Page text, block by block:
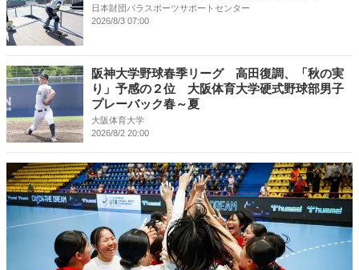
日本財団パラスポーツサポートセンター
2026/8/3 07:00
阪神大学野球春季リーグ 高田復調、「秋の実
り」予感の２位 大阪体育大学硬式野球部男子
プレーバック春～夏
大阪体育大学
2026/8/2 20:00